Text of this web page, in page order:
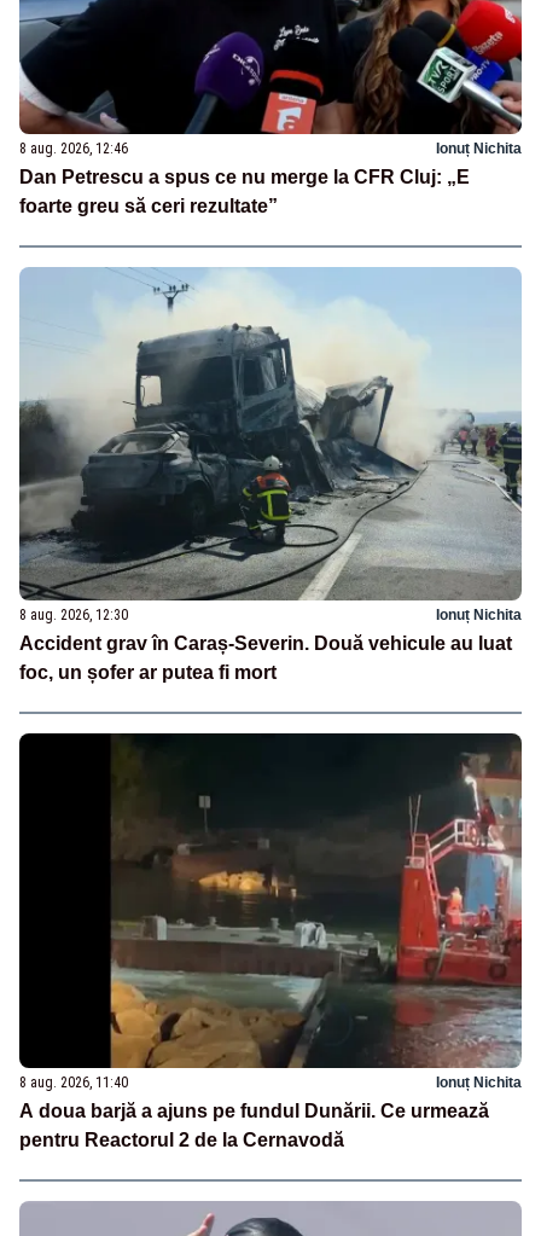
8 aug. 2026, 12:46 Ionuț Nichita
Dan Petrescu a spus ce nu merge la CFR Cluj: „E
foarte greu să ceri rezultate”
8 aug. 2026, 12:30 Ionuț Nichita
Accident grav în Caraș-Severin. Două vehicule au luat
foc, un șofer ar putea fi mort
8 aug. 2026, 11:40 Ionuț Nichita
A doua barjă a ajuns pe fundul Dunării. Ce urmează
pentru Reactorul 2 de la Cernavodă